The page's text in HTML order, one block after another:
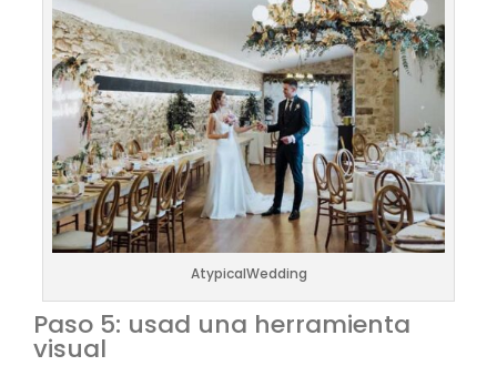
AtypicalWedding
Paso 5: usad una herramienta
visual